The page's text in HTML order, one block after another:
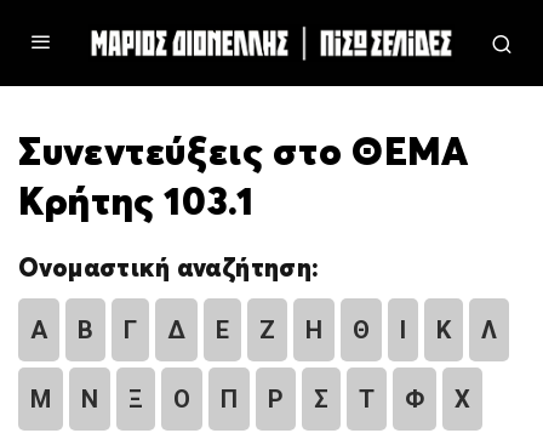
Συνεντεύξεις στο ΘΕΜΑ
Κρήτης 103.1
Ονομαστική αναζήτηση:
Α Β Γ Δ Ε Ζ Η Θ Ι Κ Λ
Μ Ν Ξ Ο Π Ρ Σ Τ Φ Χ